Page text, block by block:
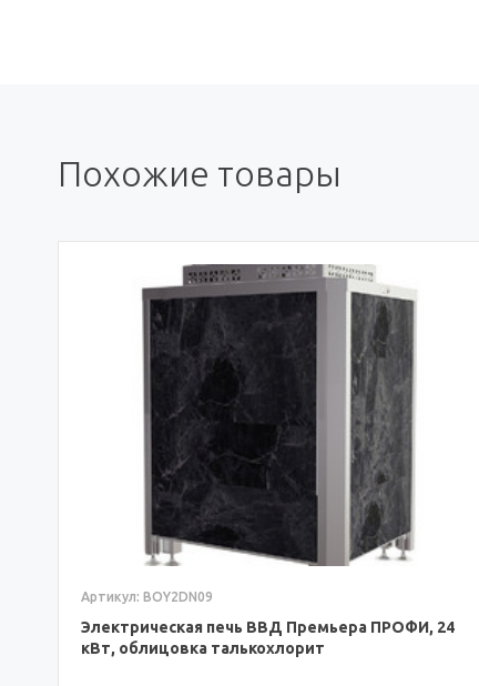
Похожие товары
Артикул: BOY2DN09
Электрическая печь ВВД Премьера ПРОФИ, 24
кВт, облицовка талькохлорит